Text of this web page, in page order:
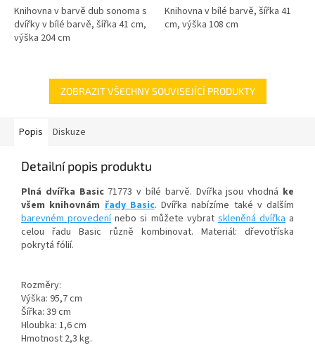
Knihovna v barvě dub sonoma s
dvířky v bílé barvě, šířka 41 cm,
výška 204 cm
Knihovna v bílé barvě, šířka 41
cm, výška 108 cm
ZOBRAZIT VŠECHNY SOUVISEJÍCÍ PRODUKTY
Popis Diskuze
Detailní popis produktu
Plná dvířka Basic71773 v bílé barvě. Dvířka jsou vhodná ke
všem knihovnám řady Basic. Dvířka nabízíme také v dalším
barevném provedenínebo si můžete vybrat skleněná dvířka a
celou řadu Basic různě kombinovat. Materiál: dřevotříska
pokrytá fólií.
Rozměry:
Výška: 95,7 cm
Šířka: 39 cm
Hloubka: 1,6 cm
Hmotnost 2,3 kg.